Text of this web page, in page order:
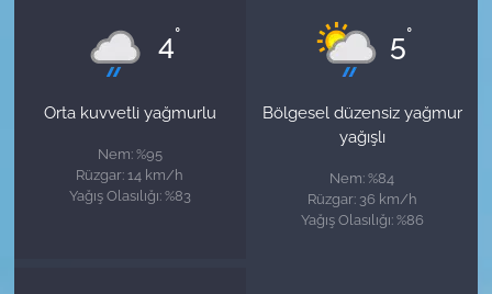
4°
Orta kuvvetli yağmurlu
Nem: %95
Rüzgar: 14 km/h
Yağış Olasılığı: %83
5°
Bölgesel düzensiz yağmur
yağışlı
Nem: %84
Rüzgar: 36 km/h
Yağış Olasılığı: %86